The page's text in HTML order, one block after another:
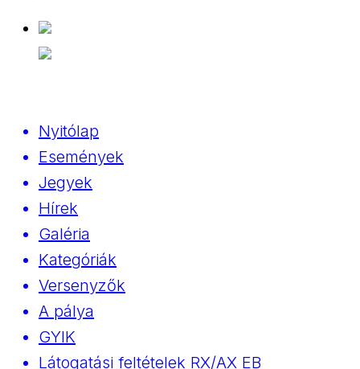
Nyitólap
Események
Jegyek
Hírek
Galéria
Kategóriák
Versenyzők
A pálya
GYIK
Látogatási feltételek RX/AX EB